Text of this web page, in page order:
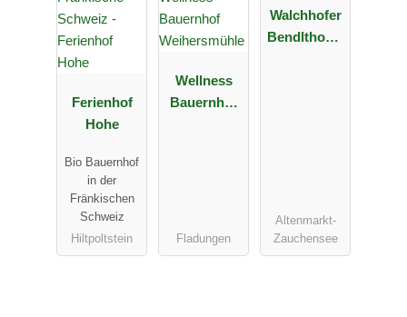
Ferienhof
Hohe
Bio Bauernhof
in der
Fränkischen
Schweiz
Hiltpoltstein
Wellness
Bauernhof
Fladungen
Walchhofer
Bendlthoma
Altenmarkt-
Zauchensee